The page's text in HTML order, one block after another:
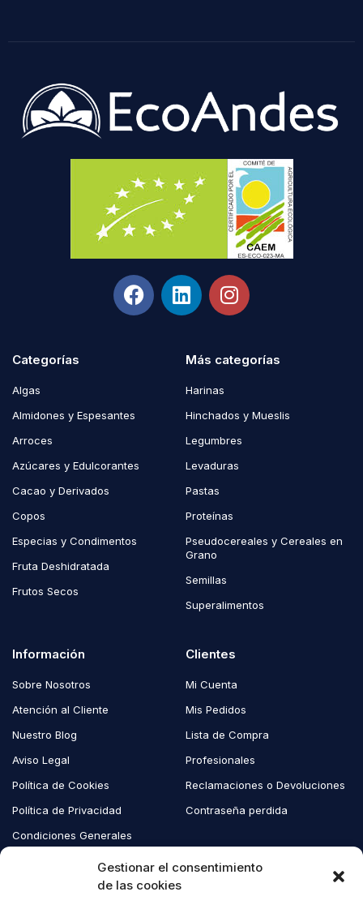
Gestionar el consentimiento
de las cookies
Categorías
Algas
Almidones y Espesantes
Arroces
Azúcares y Edulcorantes
Cacao y Derivados
Copos
Especias y Condimentos
Fruta Deshidratada
Frutos Secos
Más categorías
Harinas
Hinchados y Mueslis
Legumbres
Levaduras
Pastas
Proteínas
Pseudocereales y Cereales en
Grano
Semillas
Superalimentos
Información
Sobre Nosotros
Atención al Cliente
Nuestro Blog
Aviso Legal
Política de Cookies
Política de Privacidad
Condiciones Generales
Clientes
Mi Cuenta
Mis Pedidos
Lista de Compra
Profesionales
Reclamaciones o Devoluciones
Contraseña perdida